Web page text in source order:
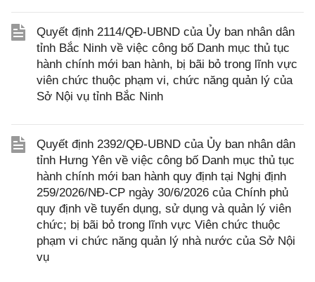
Quyết định 2114/QĐ-UBND của Ủy ban nhân dân
tỉnh Bắc Ninh về việc công bố Danh mục thủ tục
hành chính mới ban hành, bị bãi bỏ trong lĩnh vực
viên chức thuộc phạm vi, chức năng quản lý của
Sở Nội vụ tỉnh Bắc Ninh
Quyết định 2392/QĐ-UBND của Ủy ban nhân dân
tỉnh Hưng Yên về việc công bố Danh mục thủ tục
hành chính mới ban hành quy định tại Nghị định
259/2026/NĐ-CP ngày 30/6/2026 của Chính phủ
quy định về tuyển dụng, sử dụng và quản lý viên
chức; bị bãi bỏ trong lĩnh vực Viên chức thuộc
phạm vi chức năng quản lý nhà nước của Sở Nội
vụ